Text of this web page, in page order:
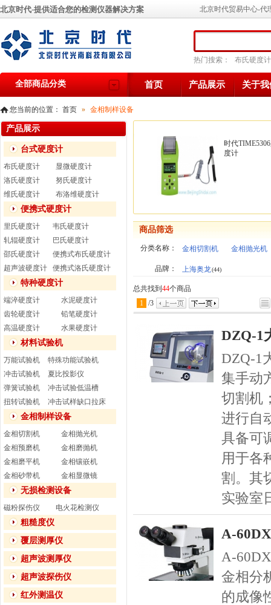
全部商品分类
北京时代-提供适合您的检测仪器解决方案
热门搜索： 布氏硬度计
首页 产品展示 关于我
北京时代贸易中心-代
您当前的位置： 首页 » 金相制样设备
时代
度计
商品筛选
分类名称： 金相切割机 金相抛光机
品牌： 上海奥龙(44)
总共找到 44个商品
1 /3
DZQ-1
DZQ-1
集手动
切割机
进行自
具备可
用于各
割。其
实验室
A-
A-
金相分
的成像
产品展示
台式硬度计
布氏硬度计
显微硬度计
洛氏硬度计
努氏硬度计
维氏硬度计
布洛维硬度计
便携式硬度计
里氏硬度计
韦氏硬度计
轧辊硬度计
巴氏硬度计
邵氏硬度计
便携式布氏硬度计
超声波硬度计
便携式洛氏硬度计
特种硬度计
端淬硬度计
水泥硬度计
齿轮硬度计
铅笔硬度计
高温硬度计
水果硬度计
材料试验机
万能试验机
特殊功能试验机
冲击试验机
夏比投影仪
弹簧试验机
冲击试验低温槽
扭转试验机
冲击试样缺口拉床
金相制样设备
金相切割机
金相抛光机
金相预磨机
金相磨抛机
金相磨平机
金相镶嵌机
金相砂带机
金相显微镜
无损检测设备
磁粉探伤仪 电火花检测仪
粗糙度仪
覆层测厚仪
超声波测厚仪
超声波探伤仪
红外测温仪